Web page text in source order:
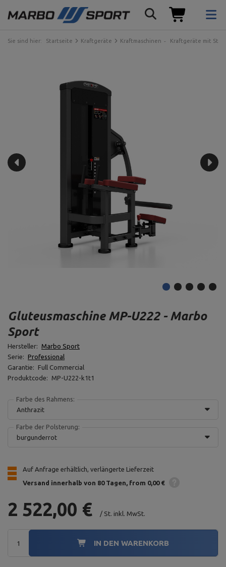
Sie sind hier: Startseite Kraftgeräte Kraftmaschinen Kraftgeräte mit
Gluteusmaschine MP-U222 - Marbo
Sport
Hersteller: Marbo Sport
Serie: Professional
Garantie:
Full Commercial
Produktcode:
MP-U222-k1t1
Farbe des Rahmens:
Anthrazit
Farbe der Polsterung:
burgunderrot
Auf Anfrage erhältlich, verlängerte Lieferzeit
Versand innerhalb von 80 Tagen from 0,00 €
2 522,00 € / St. inkl. MwSt.
IN DEN WARENKORB